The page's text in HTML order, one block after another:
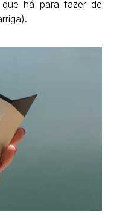
há para fazer de